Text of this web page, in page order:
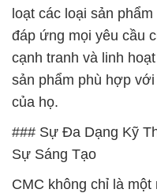
loạt các loại sản
đáp ứng mọi yêu cầu
cạnh tranh và linh
sản phẩm phù hợp
của họ.
### Sự Đa Dạng Kỹ
Sự Sáng Tạo
CMC không chỉ là